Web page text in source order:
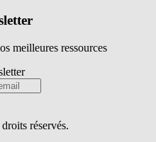
meilleures ressources
réservés.